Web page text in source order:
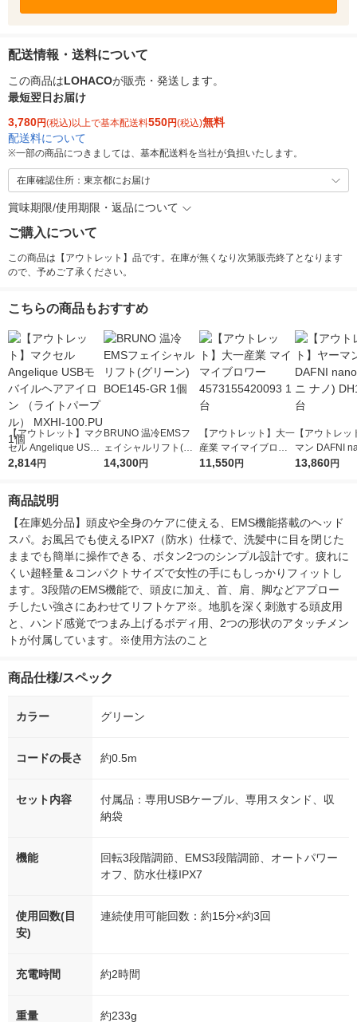
配送情報・送料について
この商品はLOHACOが販売・発送します。
最短翌日お届け
3,780円(税込)以上で基本配送料550円(税込)無料
配送料について
※一部の商品につきましては、基本配送料を当社が負担いたします。
在庫確認住所：東京都にお届け
賞味期限/使用期限・返品について
ご購入について
この商品は【アウトレット】品です。在庫が無くなり次第販売終了となります
ので、予めご了承ください。
こちらの商品もおすすめ
【アウトレット】マク
セル Angelique USB
モバイルヘアアイロン
2,814円
BRUNO 温冷EMSフ
ェイシャルリフト(グ
リーン) BOE145-GR
14,300円
【アウトレット】大一
産業 マイマイブロワ
ー 4573155420093 1
11,550円
【アウトレッ
マン DAFNI
フニ ナノ)
13,860円
商品説明
【在庫処分品】頭皮や全身のケアに使える、EMS機能搭載のヘッド
スパ。お風呂でも使えるIPX7（防水）仕様で、洗髪中に目を閉じた
ままでも簡単に操作できる、ボタン2つのシンプル設計です。疲れに
くい超軽量＆コンパクトサイズで女性の手にもしっかりフィットし
ます。3段階のEMS機能で、頭皮に加え、首、肩、脚などアプロー
チしたい強さにあわせてリフトケア※。地肌を深く刺激する頭皮用
と、ハンド感覚でつまみ上げるボディ用、2つの形状のアタッチメン
トが付属しています。※使用方法のこと
商品仕様/スペック
カラー グリーン
コードの長さ 約0.5m
セット内容
付属品：専用USBケーブル、専用スタンド、収
納袋
機能
回転3段階調節、EMS3段階調節、オートパワー
オフ、防水仕様IPX7
使用回数(目
安)
連続使用可能回数：約15分×約3回
充電時間 約2時間
重量 約233g